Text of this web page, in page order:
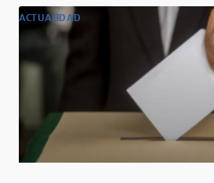
ACTUALIDAD